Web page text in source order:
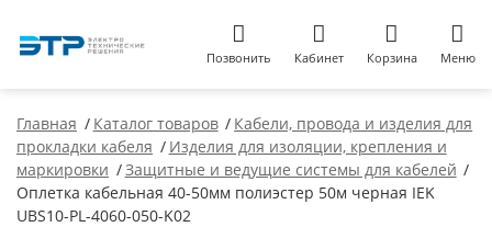
Позвонить Кабинет Корзина Меню
Главная Каталог товаров
Кабели, провода и изделия для
прокладки кабеля
Изделия для изоляции, крепления и
маркировки
Защитные и ведущие системы для кабелей
Оплетка кабельная 40-50мм полиэстер 50м черная IEK
UBS10-PL-4060-050-K02